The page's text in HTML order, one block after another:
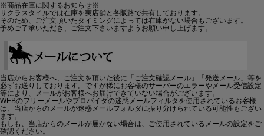
※商品在庫に関するお知らせ※
サクラスタイルでは在庫を実店舗と各販路で共有しております。
そのため、ご注文頂いたタイミングによっては在庫がない場合もございます。
予めご了承いただき、ご注文下さいますようお願い申し上げます。
当店からお客様へ、ご注文を頂いた後に「ご注文確認メール」「発送メール」等を
必ずお送りしております。ですが稀にお客様のサーバーのエラーやメール受信設定
等により、メールがお客様へお届けできていない場合がございます。
WEBのフリーメールやプロバイダの迷惑メールフィルタを使用されているお客様
は、当店からのメールが迷惑メールフォルダに振り分けられている可能性もござい
ます。
もしも、当店からのメールが届かない場合は、ご使用されているメールの設定をご
確認ください。